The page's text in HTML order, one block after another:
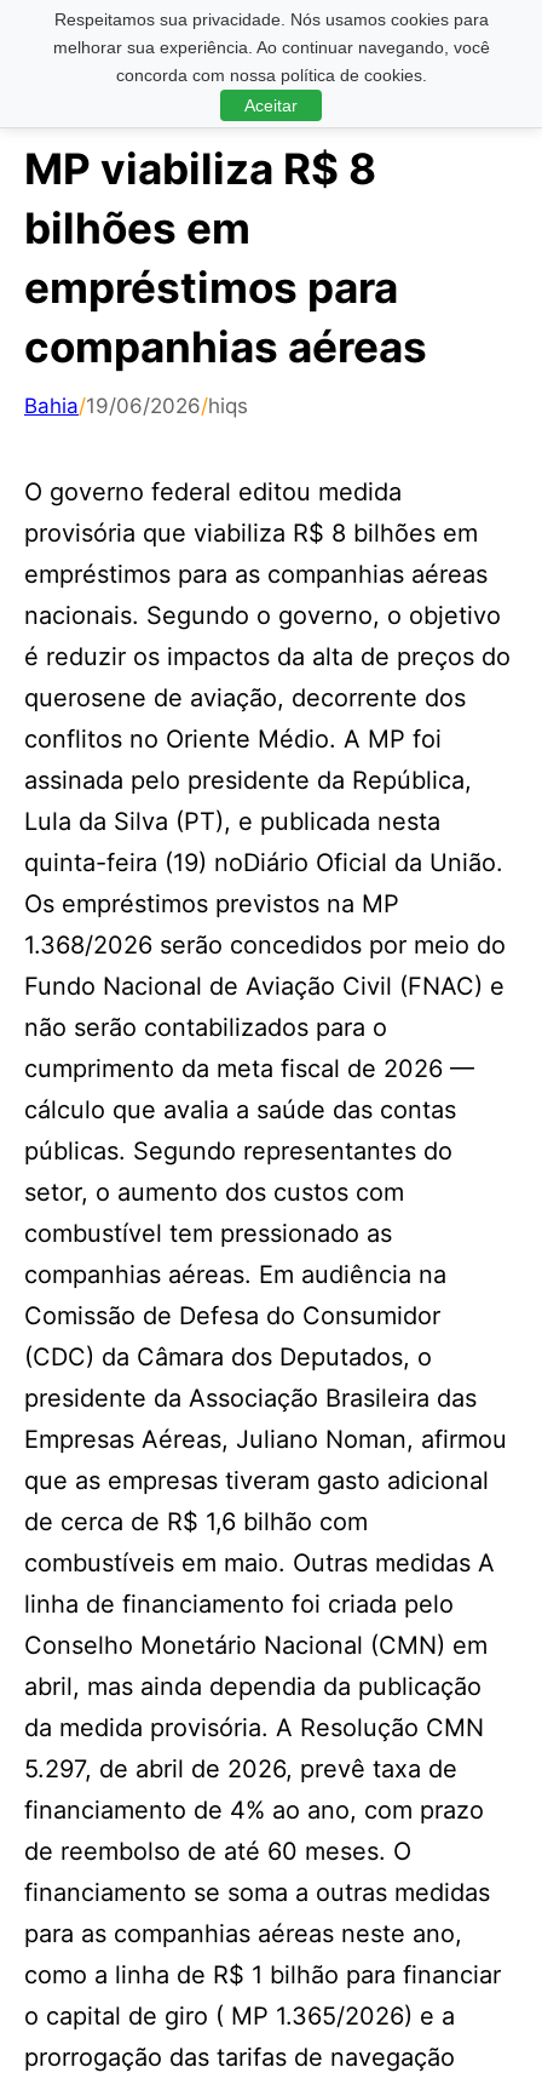
Respeitamos sua privacidade. Nós usamos cookies para
melhorar sua experiência. Ao continuar navegando, você
concorda com nossa política de cookies.
Aceitar
Pesquisar ...
MP viabiliza R$ 8
bilhões em
empréstimos para
companhias aéreas
Bahia/19/06/2026/hiqs
O governo federal editou medida
provisória que viabiliza R$ 8 bilhões em
empréstimos para as companhias aéreas
nacionais. Segundo o governo, o objetivo
é reduzir os impactos da alta de preços do
querosene de aviação, decorrente dos
conflitos no Oriente Médio. A MP foi
assinada pelo presidente da República,
Lula da Silva (PT), e publicada nesta
quinta-feira (19) noDiário Oficial da União.
Os empréstimos previstos na MP
1.368/2026 serão concedidos por meio do
Fundo Nacional de Aviação Civil (FNAC) e
não serão contabilizados para o
cumprimento da meta fiscal de 2026 —
cálculo que avalia a saúde das contas
públicas. Segundo representantes do
setor, o aumento dos custos com
combustível tem pressionado as
companhias aéreas. Em audiência na
Comissão de Defesa do Consumidor
(CDC) da Câmara dos Deputados, o
presidente da Associação Brasileira das
Empresas Aéreas, Juliano Noman, afirmou
que as empresas tiveram gasto adicional
de cerca de R$ 1,6 bilhão com
combustíveis em maio. Outras medidas A
linha de financiamento foi criada pelo
Conselho Monetário Nacional (CMN) em
abril, mas ainda dependia da publicação
da medida provisória. A Resolução CMN
5.297, de abril de 2026, prevê taxa de
financiamento de 4% ao ano, com prazo
de reembolso de até 60 meses. O
financiamento se soma a outras medidas
para as companhias aéreas neste ano,
como a linha de R$ 1 bilhão para financiar
o capital de giro ( MP 1.365/2026) e a
prorrogação das tarifas de navegação